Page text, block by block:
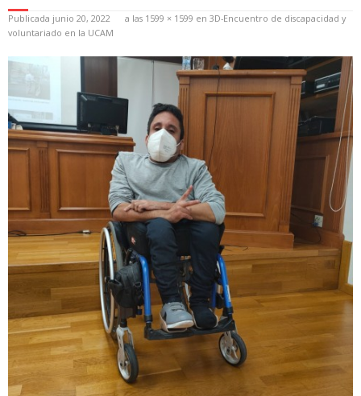
Publicada junio 20, 2022 a las 1599 × 1599 en 3D-Encuentro de discapacidad y
voluntariado en la UCAM